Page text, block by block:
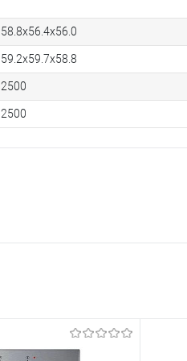
58.8х56.4х56.0
59.2х59.7х58.8
2500
2500